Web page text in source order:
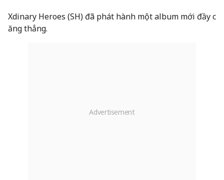
Xdinary Heroes (SH) đã phát hành một album mới đầy c
ăng thẳng.